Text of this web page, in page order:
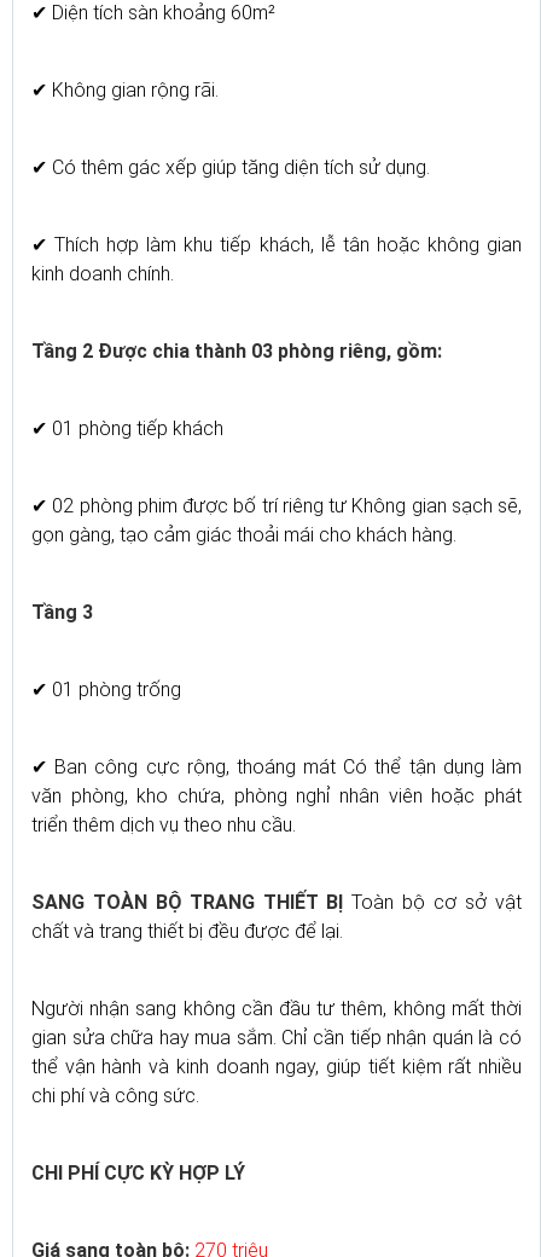
✔ Diện tích sàn khoảng 60m²
✔ Không gian rộng rãi.
✔ Có thêm gác xếp giúp tăng diện tích sử dụng.
✔ Thích hợp làm khu tiếp khách, lễ tân hoặc không gian
kinh doanh chính.
Tầng 2 Được chia thành 03 phòng riêng, gồm:
✔ 01 phòng tiếp khách
✔ 02 phòng phim được bố trí riêng tư Không gian sạch sẽ,
gọn gàng, tạo cảm giác thoải mái cho khách hàng.
Tầng 3
✔ 01 phòng trống
✔ Ban công cực rộng, thoáng mát Có thể tận dụng làm
văn phòng, kho chứa, phòng nghỉ nhân viên hoặc phát
triển thêm dịch vụ theo nhu cầu.
SANG TOÀN BỘ TRANG THIẾT BỊ Toàn bộ cơ sở vật
chất và trang thiết bị đều được để lại.
Người nhận sang không cần đầu tư thêm, không mất thời
gian sửa chữa hay mua sắm. Chỉ cần tiếp nhận quán là có
thể vận hành và kinh doanh ngay, giúp tiết kiệm rất nhiều
chi phí và công sức.
CHI PHÍ CỰC KỲ HỢP LÝ
Giá sang toàn bộ: 270 triệu